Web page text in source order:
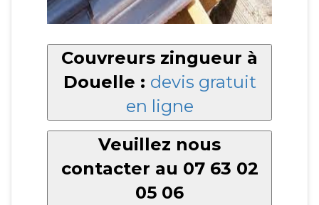
Couvreurs zingueur à
Douelle : devis gratuit
en ligne
Veuillez nous
contacter au 07 63 02
05 06